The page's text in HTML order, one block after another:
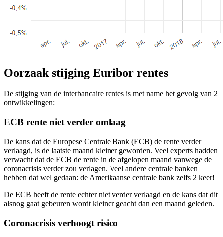
Oorzaak stijging Euribor rentes
De stijging van de interbancaire rentes is met name het gevolg van 2
ontwikkelingen:
ECB rente niet verder omlaag
De kans dat de Europese Centrale Bank (ECB) de rente verder
verlaagd, is de laatste maand kleiner geworden. Veel experts hadden
verwacht dat de ECB de rente in de afgelopen maand vanwege de
coronacrisis verder zou verlagen. Veel andere centrale banken
hebben dat wel gedaan: de Amerikaanse centrale bank zelfs 2 keer!
De ECB heeft de rente echter niet verder verlaagd en de kans dat dit
alsnog gaat gebeuren wordt kleiner geacht dan een maand geleden.
Coronacrisis verhoogt risico